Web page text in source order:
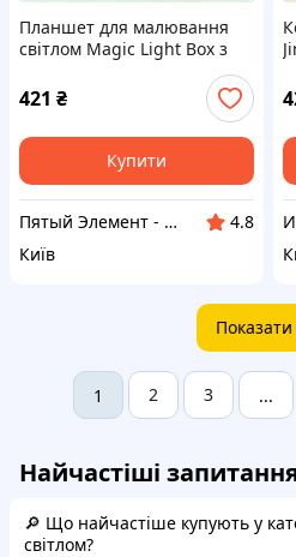
Планшет для малювання
світлом Magic Light Box з
8P833K09H5
421 ₴
Купити
Пятый Элемент - всё, что вам нужно
4.8
Київ
1 2 3 ...
Найчастіші
🔎 Що найчастіше купують у
світлом?